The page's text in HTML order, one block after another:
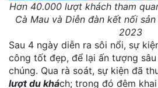
Hơn 40.000 lượt khách tham
Cà Mau và Diễn đàn kết nối
2023
Sau 4 ngày diễn ra sôi nổi, sự
công tốt đẹp, để lại ấn tượng
chúng. Qua rà soát, sự kiện đã
lượt du khách; trong đó đêm